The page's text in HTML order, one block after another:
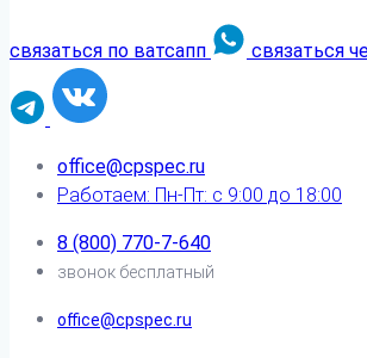
связаться по ватсапп связаться
office@cpspec.ru
Работаем: Пн-Пт: с 9:00 до 18:00
8 (800) 770-7-640
звонок бесплатный
office@cpspec.ru